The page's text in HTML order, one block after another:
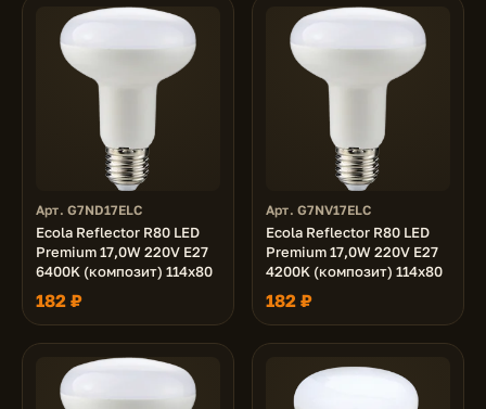
Арт. G7ND17ELC
Ecola Reflector R80 LED
Premium 17,0W 220V E27
6400K (композит) 114x80
182 ₽
Арт. G7NV17ELC
Ecola Reflector R80 LED
Premium 17,0W 220V E27
4200K (композит) 114x80
182 ₽